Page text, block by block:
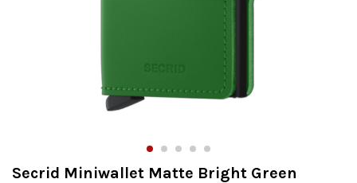
Secrid Miniwallet Matte Bright Green